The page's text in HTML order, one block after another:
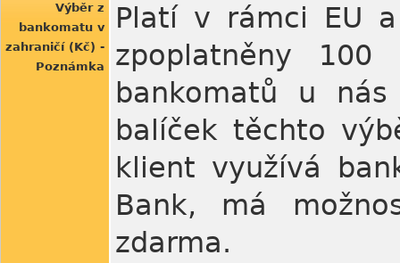
Výběr z
bankomatu v
zahraničí (Kč) -
Poznámka
Platí v rámci EU
zpoplatněny
bankomatů u
balíček těchto
klient využívá
Bank, má
zdarma.